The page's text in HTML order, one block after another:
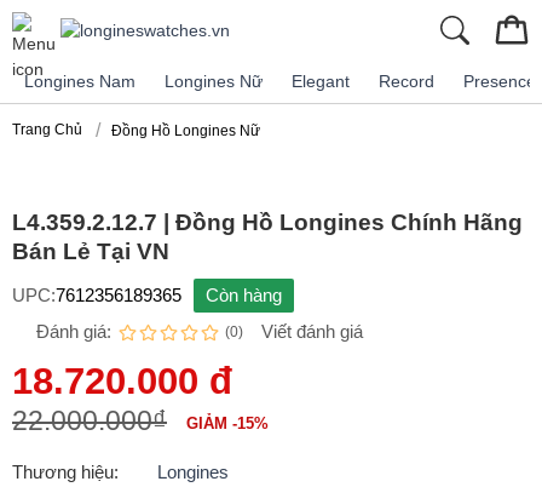
Longines Nam Longines Nữ Elegant Record Presence
Trang Chủ Đồng Hồ Longines Nữ
L4.359.2.12.7 | Đồng Hồ Longines Chính Hãng
Bán Lẻ Tại VN
UPC:7612356189365
Còn hàng
Đánh giá:
(0) Viết đánh giá
18.720.000 đ
22.000.000₫ GIẢM -15%
Thương hiệu:
Longines